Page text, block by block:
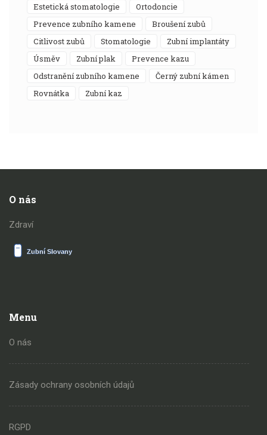
estetická stomatologie
ortodoncie
prevence zubního kamene
broušení zubů
citlivost zubů
stomatologie
zubní implantáty
úsměv
zubní plak
prevence kazu
odstranění zubního kamene
černý zubní kámen
rovnátka
zubní kaz
O nás
Zdraví
Menu
O nás
Zásady ochrany osobních údajů
RGPD